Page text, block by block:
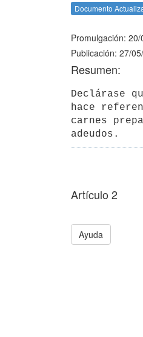
Documento
Promulgación: 20/
Publicación: 27/
Resumen:
Declárase
hace
carnes
Artículo 2
Ayuda